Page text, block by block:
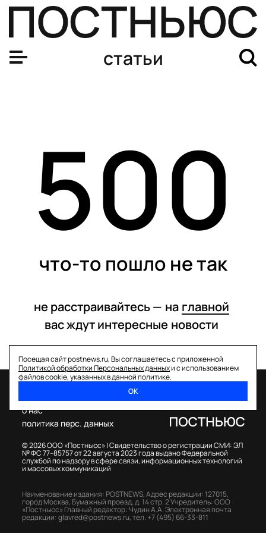
статьи
500
что-то пошло не так
не расстраивайтесь — на главной
вас ждут интересные новости
Посещая сайт postnews.ru, Вы соглашаетесь с приложенной
Политикой обработки Персональных данныхи с использованием
файлов cookie, указанных в данной политике.
ОК
© 2026 ООО «Постньюс» |Свидетельство о регистрации СМИ: ЭЛ
№ ФС 77–85757 от 22 августа 2023 года выдано Федеральной
службой по надзору в сфере связи, информационных технологий
и массовых коммуникаций
о нас
политика перс. данных
Наименование издания: POSTNEWS,Адрес редакции: 127015,
город Москва, Бумажный проезд, д. 14 стр. 2Учредитель: ООО
«Постньюс» Главный редактор: Чудин А.А.Электронная почта
редакции:glavred@postnews.ru,тел. +7 (495) 66-33-811
Развод Павла Прилучного и Агаты Муцениеце: дети,